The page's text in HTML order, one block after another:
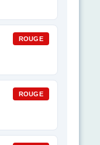
ROUGE
ROUGE